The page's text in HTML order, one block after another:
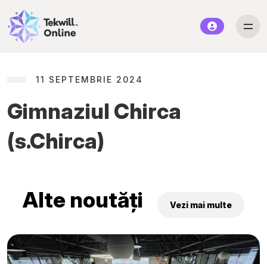
11 SEPTEMBRIE 2024
Gimnaziul Chirca
(s.Chirca)
Alte noutăți Vezi mai multe